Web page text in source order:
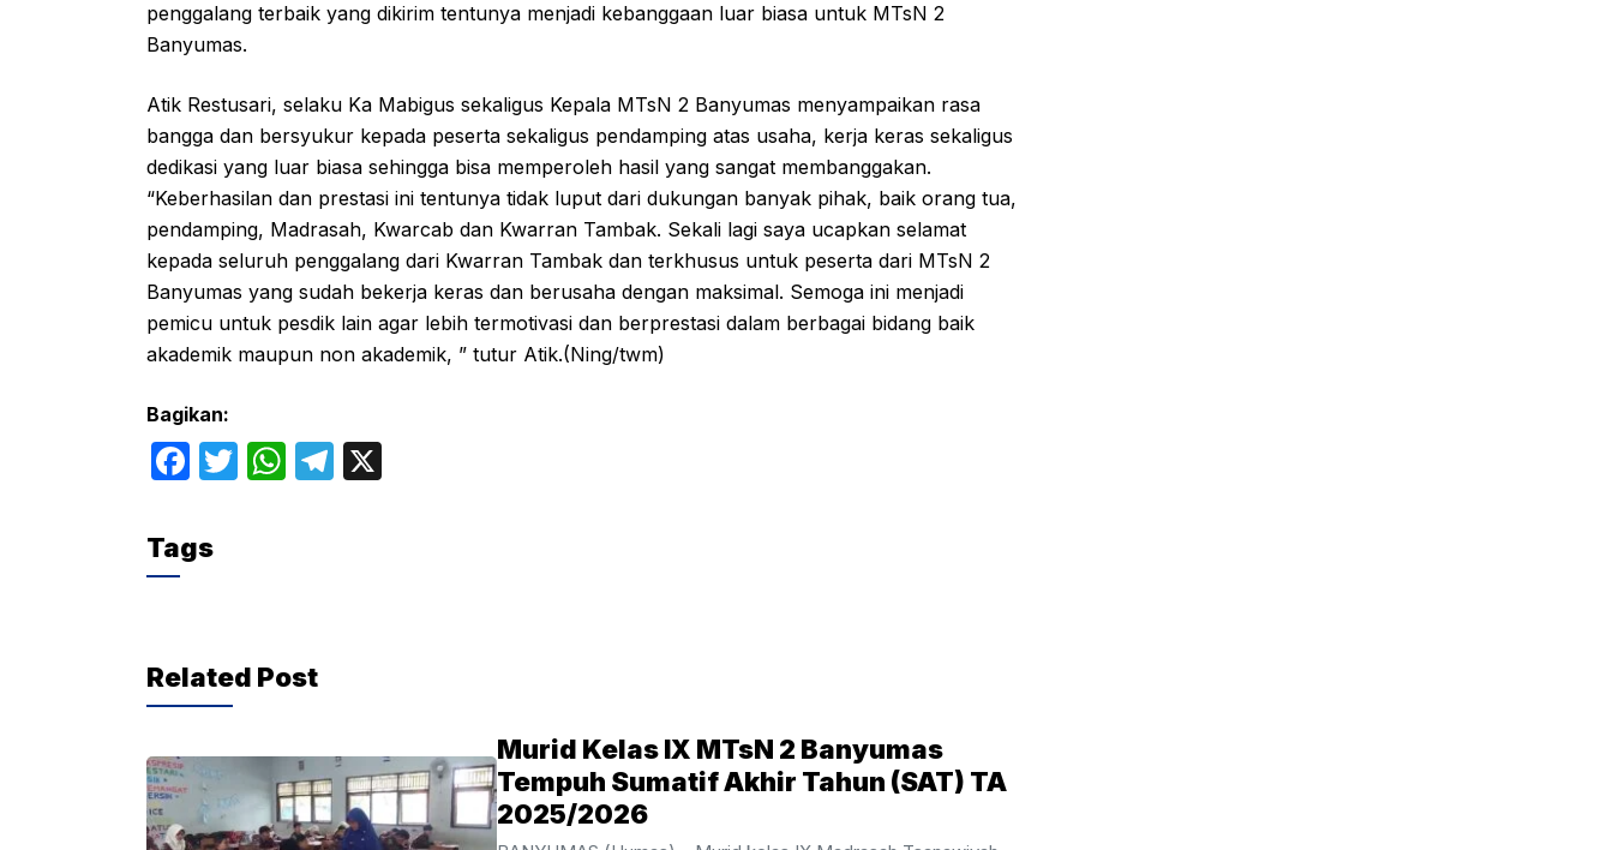
penggalang terbaik yang dikirim tentunya menjadi kebanggaan luar biasa untuk MTsN 2
Banyumas.
Atik Restusari, selaku Ka Mabigus sekaligus Kepala MTsN 2 Banyumas menyampaikan rasa
bangga dan bersyukur kepada peserta sekaligus pendamping atas usaha, kerja keras sekaligus
dedikasi yang luar biasa sehingga bisa memperoleh hasil yang sangat membanggakan.
“Keberhasilan dan prestasi ini tentunya tidak luput dari dukungan banyak pihak, baik orang tua,
pendamping, Madrasah, Kwarcab dan Kwarran Tambak. Sekali lagi saya ucapkan selamat
kepada seluruh penggalang dari Kwarran Tambak dan terkhusus untuk peserta dari MTsN 2
Banyumas yang sudah bekerja keras dan berusaha dengan maksimal. Semoga ini menjadi
pemicu untuk pesdik lain agar lebih termotivasi dan berprestasi dalam berbagai bidang baik
akademik maupun non akademik, ” tutur Atik.(Ning/twm)
Bagikan:
F
c
e
o
T
W
p
T
Tags
Related Post
Murid Kelas IX MTsN 2 Banyumas
Tempuh Sumatif Akhir Tahun (SAT) TA
2025/2026